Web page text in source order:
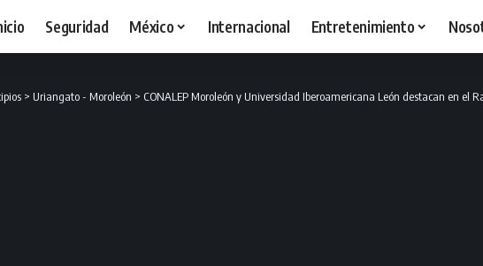
Seguridad México Internacional Entretenimiento
> Uriangato - Moroleón > CONALEP Moroleón y Universidad Iberoamericana León destacan en el